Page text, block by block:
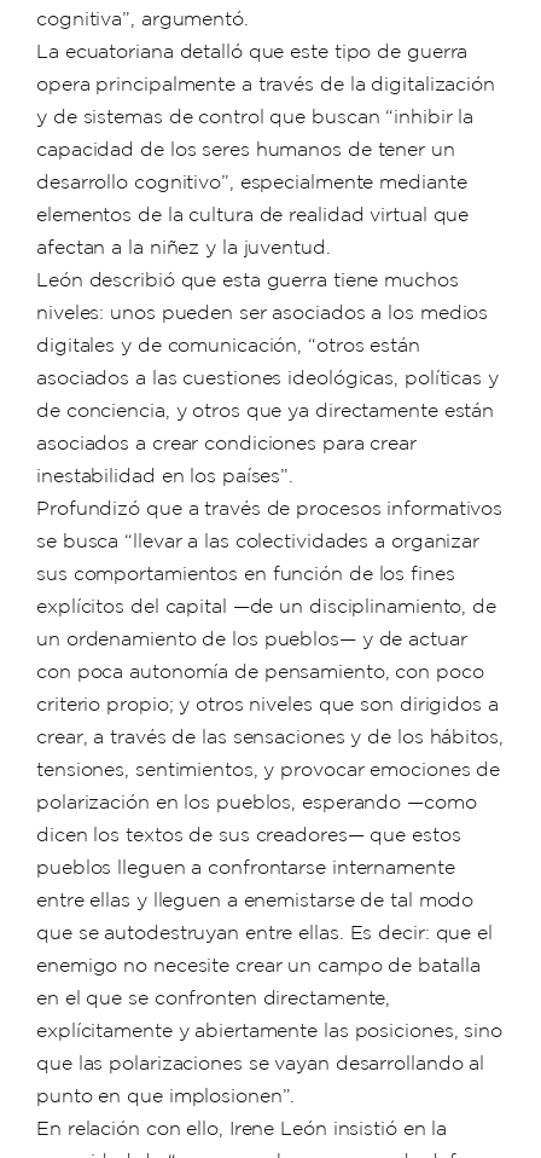
cognitiva”, argumentó.
La ecuatoriana detalló que este tipo de guerra
opera principalmente a través de la digitalización
y de sistemas de control que buscan “inhibir la
capacidad de los seres humanos de tener un
desarrollo cognitivo”, especialmente mediante
elementos de la cultura de realidad virtual que
afectan a la niñez y la juventud.
León describió que esta guerra tiene muchos
niveles: unos pueden ser asociados a los medios
digitales y de comunicación, “otros están
asociados a las cuestiones ideológicas, políticas y
de conciencia, y otros que ya directamente están
asociados a crear condiciones para crear
inestabilidad en los países”.
Profundizó que a través de procesos informativos
se busca “llevar a las colectividades a organizar
sus comportamientos en función de los fines
explícitos del capital —de un disciplinamiento, de
un ordenamiento de los pueblos— y de actuar
con poca autonomía de pensamiento, con poco
criterio propio; y otros niveles que son dirigidos a
crear, a través de las sensaciones y de los hábitos,
tensiones, sentimientos, y provocar emociones de
polarización en los pueblos, esperando —como
dicen los textos de sus creadores— que estos
pueblos lleguen a confrontarse internamente
entre ellas y lleguen a enemistarse de tal modo
que se autodestruyan entre ellas. Es decir: que el
enemigo no necesite crear un campo de batalla
en el que se confronten directamente,
explícitamente y abiertamente las posiciones, sino
que las polarizaciones se vayan desarrollando al
punto en que implosionen”.
En relación con ello, Irene León insistió en la